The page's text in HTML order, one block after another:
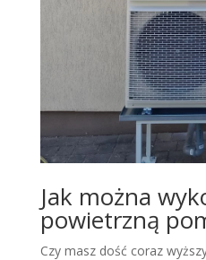
Jak można
powietrzną
Czy masz dość coraz